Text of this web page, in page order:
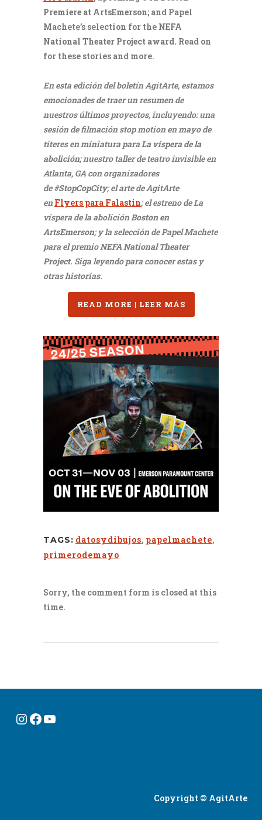
Premiere at ArtsEmerson; and Papel
Machete’s selection for the NEFA
National Theater Project award. Read on
for these stories and more.
En esta edición del boletín AgitArte, estamos
emocionades de traer un resumen de
nuestros últimos proyectos, incluyendo: una
sesión de filmación stop motion en mayo de
títeres en miniatura para La víspera de la
abolición; nuestro taller de teatro invisible en
Atlanta, GA con organizadores
de#StopCopCity; el arte de AgitArte
en Flyers para Falastin; el estreno de La
víspera de la abolición Boston en
ArtsEmerson; y la selección de Papel Machete
para el premioNEFA National Theater
Project. Siga leyendo para conocer estas y
otras historias.
READ MORE | LEER MÁS
TAGS: datosydibujos, papelmachete,
primerodemayo
Sorry, the comment form is closed at this
time.
Instagram
Facebook
YouTube
Copyright © AgitArte